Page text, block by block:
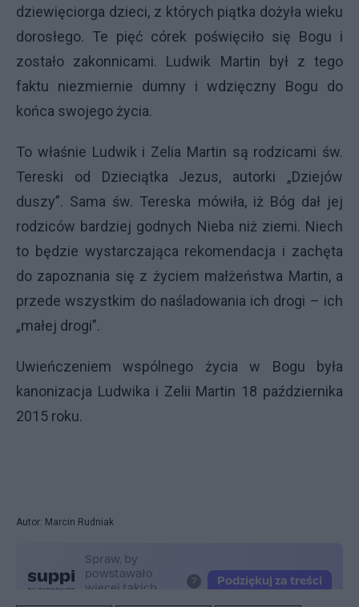
dziewięciorga dzieci, z których piątka dożyła wieku
dorosłego. Te pięć córek poświęciło się Bogu i
zostało zakonnicami. Ludwik Martin był z tego
faktu niezmiernie dumny i wdzięczny Bogu do
końca swojego życia.
To właśnie Ludwik i Zelia Martin są rodzicami św.
Tereski od Dzieciątka Jezus, autorki „Dziejów
duszy”. Sama św. Tereska mówiła, iż Bóg dał jej
rodziców bardziej godnych Nieba niż ziemi. Niech
to będzie wystarczająca rekomendacja i zachęta
do zapoznania się z życiem małżeństwa Martin, a
przede wszystkim do naśladowania ich drogi – ich
„małej drogi”.
Uwieńczeniem wspólnego życia w Bogu była
kanonizacja Ludwika i Zelii Martin 18 października
2015 roku.
Autor: Marcin Rudniak